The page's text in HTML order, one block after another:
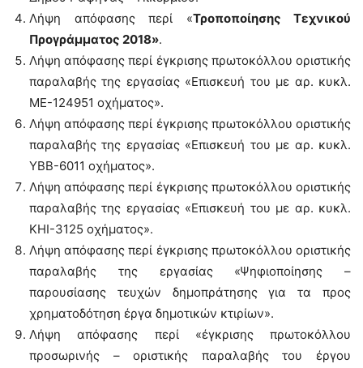
Λήψη απόφασης περί «Τροποποίησης Τεχνικού
Προγράμματος 2018».
Λήψη απόφασης περί έγκρισης πρωτοκόλλου οριστικής
παραλαβής της εργασίας «Επισκευή του με αρ. κυκλ.
ΜΕ-124951 οχήματος».
Λήψη απόφασης περί έγκρισης πρωτοκόλλου οριστικής
παραλαβής της εργασίας «Επισκευή του με αρ. κυκλ.
ΥΒΒ-6011 οχήματος».
Λήψη απόφασης περί έγκρισης πρωτοκόλλου οριστικής
παραλαβής της εργασίας «Επισκευή του με αρ. κυκλ.
ΚΗΙ-3125 οχήματος».
Λήψη απόφασης περί έγκρισης πρωτοκόλλου οριστικής
παραλαβής της εργασίας «Ψηφιοποίησης –
παρουσίασης τευχών δημοπράτησης για τα προς
χρηματοδότηση έργα δημοτικών κτιρίων».
Λήψη απόφασης περί «έγκρισης πρωτοκόλλου
προσωρινής – οριστικής παραλαβής του έργου